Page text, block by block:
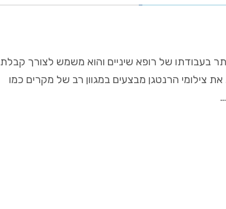
בעבודתו של רופא שיניים והוא משמש לצורך קבלת
צילומי הרנטגן מבצעים במגוון רב של מקרים כמו